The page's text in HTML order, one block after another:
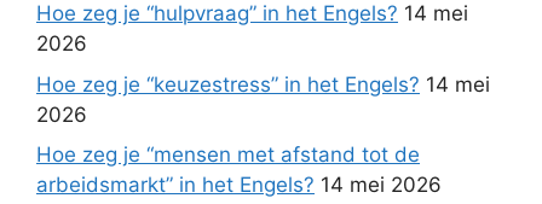
Hoe zeg je “hulpvraag” in het Engels? 14 mei
2026
Hoe zeg je “keuzestress” in het Engels? 14 mei
2026
Hoe zeg je “mensen met afstand tot de
arbeidsmarkt” in het Engels? 14 mei 2026